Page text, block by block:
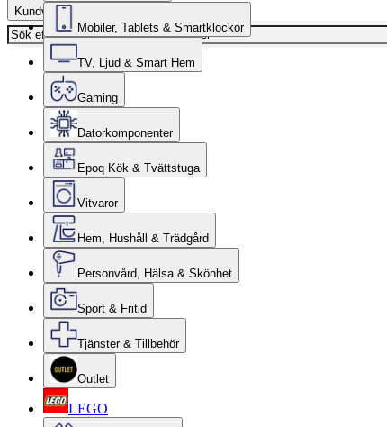
Kundvagn
Mobiler, Tablets & Smartklockor
TV, Ljud & Smart Hem
Gaming
Datorkomponenter
Epoq Kök & Tvättstuga
Vitvaror
Hem, Hushåll & Trädgård
Personvård, Hälsa & Skönhet
Sport & Fritid
Tjänster & Tillbehör
Outlet
LEGO